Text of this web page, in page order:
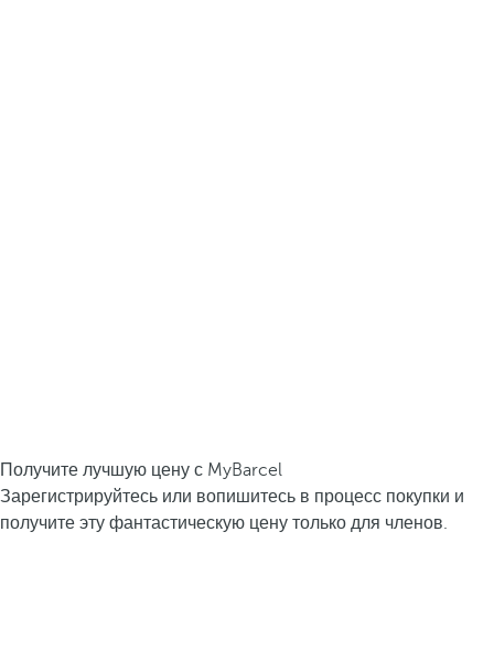
Получите лучшую цену с MyBarcel
Зарегистрируйтесь или вопишитесь в процесс покупки и
получите эту фантастическую цену только для членов.